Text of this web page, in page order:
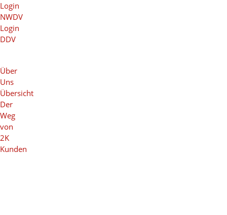
Login
NWDV
Login
DDV
Über
Uns
Übersicht
Der
Weg
von
2K
Kunden